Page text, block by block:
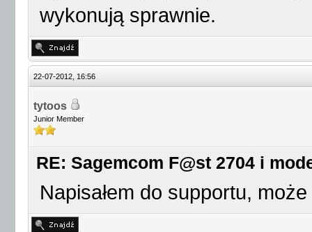
wykonują sprawnie.
22-07-2012, 16:56
tytoos
Junior Member
RE: Sagemcom F@st 2704 i
Napisałem do supportu,